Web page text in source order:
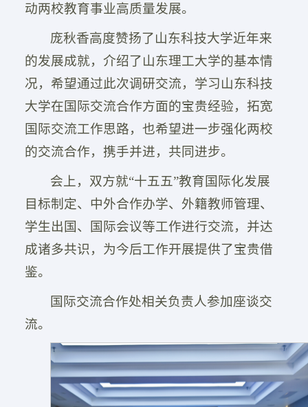
动两校教育事业高质量发展。
庞秋香高度赞扬了山东科技大学近年来
的发展成就，介绍了山东理工大学的基本情
况，希望通过此次调研交流，学习山东科技
大学在国际交流合作方面的宝贵经验，拓宽
国际交流工作思路，也希望进一步强化两校
的交流合作，携手并进，共同进步。
会上，双方就“十五五”教育国际化发展
目标制定、中外合作办学、外籍教师管理、
学生出国、国际会议等工作进行交流，并达
成诸多共识，为今后工作开展提供了宝贵借
鉴。
国际交流合作处相关负责人参加座谈交
流。